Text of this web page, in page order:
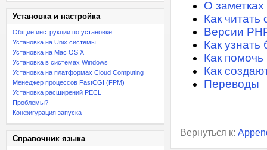
Установка и настройка
Общие инструкции по установке
Установка на Unix системы
Установка на Mac OS X
Установка в системах Windows
Установка на платформах Cloud Computing
Менеджер процессов FastCGI (FPM)
Установка расширений PECL
Проблемы?
Конфигурация запуска
Справочник языка
О заметках
Как читать
Версии
Как
Как
Как
Переводы
Вернуться к: